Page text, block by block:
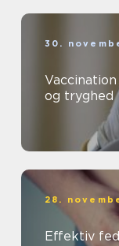
30.
og tryghed
28.
Effektiv